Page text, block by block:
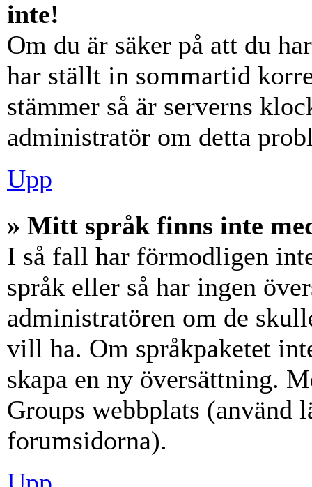
inte!
Om du är säker på att du
har ställt in sommartid
stämmer så är serverns
administratör om detta
Upp
» Mitt språk finns inte
I så fall har förmodligen
språk eller så har ingen
administratören om de
vill ha. Om språkpaketet
skapa en ny översättning.
Groups webbplats (använd
forumsidorna).